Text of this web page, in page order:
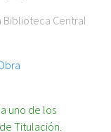
Central
uno de los
Titulación.